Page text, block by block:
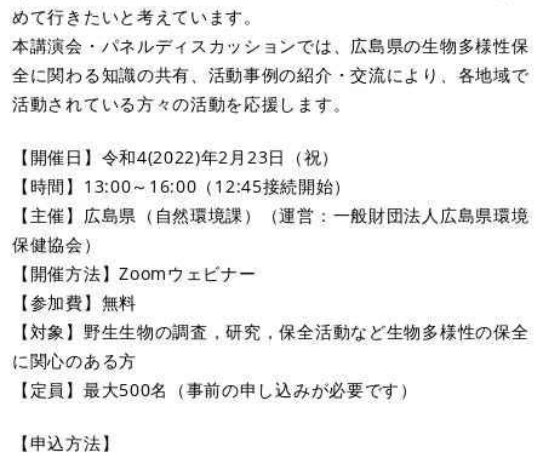
めて行きたいと考えています。
本講演会・パネルディスカッションでは、広島県の生物多様性保
全に関わる知識の共有、活動事例の紹介・交流により、各地域で
活動されている方々の活動を応援します。
【開催日】令和4(2022)年2月23日（祝）
【時間】13:00～16:00（12:45接続開始）
【主催】広島県（自然環境課）（運営：一般財団法人広島県環境
保健協会）
【開催方法】Zoomウェビナー
【参加費】無料
【対象】野生生物の調査，研究，保全活動など生物多様性の保全
に関心のある方
【定員】最大500名（事前の申し込みが必要です）
【申込方法】